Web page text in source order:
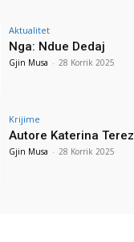
Aktualitet
Nga: Ndue Dedaj
Gjin Musa - 28 Korrik 2025
Krijime
Autore Katerina
Gjin Musa - 28 Korrik 2025